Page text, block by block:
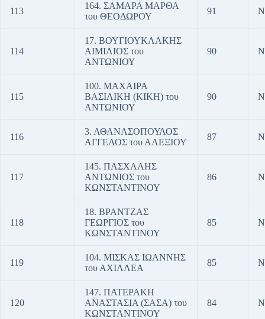
113
164. ΣΑΜΑΡΑ ΜΑΡΘΑ
του ΘΕΟΔΩΡΟΥ
91
114
17. ΒΟΥΓΙΟΥΚΛΑΚΗΣ
ΑΙΜΙΛΙΟΣ του
ΑΝΤΩΝΙΟΥ
90
115
100. ΜΑΧΑΙΡΑ
ΒΑΣΙΛΙΚΗ (ΚΙΚΗ) του
ΑΝΤΩΝΙΟΥ
90
116
3. ΑΘΑΝΑΣΟΠΟΥΛΟΣ
ΑΓΓΕΛΟΣ του ΑΛΕΞΙΟΥ
87
117
145. ΠΑΣΧΑΛΗΣ
ΑΝΤΩΝΙΟΣ του
ΚΩΝΣΤΑΝΤΙΝΟΥ
86
118
18. ΒΡΑΝΤΖΑΣ
ΓΕΩΡΓΙΟΣ του
ΚΩΝΣΤΑΝΤΙΝΟΥ
85
119
104. ΜΙΣΚΑΣ ΙΩΑΝΝΗΣ
του ΑΧΙΛΛΕΑ
85
120
147. ΠΑΤΕΡΑΚΗ
ΑΝΑΣΤΑΣΙΑ (ΣΑΣΑ) του
ΚΩΝΣΤΑΝΤΙΝΟΥ
84